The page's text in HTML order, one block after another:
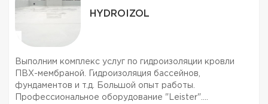
HYDROIZOL
Выполним комплекс услуг по гидроизоляции кровли
ПВХ-мембраной. Гидроизоляция бассейнов,
фундаментов и т.д. Большой опыт работы.
Профессиональное оборудование "Leister".